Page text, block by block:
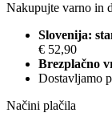
Nakupujte varno in
Slovenija:
€ 52,90
Brezplačno
Dostavljamo
Načini plačila